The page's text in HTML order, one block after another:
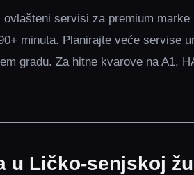
ovlašteni servisi za premium marke
minuta. Planirajte veće servise
gradu. Za hitne kvarove na A1,
u Ličko-senjskoj